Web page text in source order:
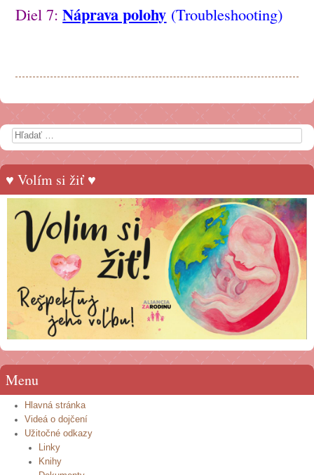
Diel 7: Náprava polohy (Troubleshooting)
Search
♥ Volím si žiť ♥
Menu
Hlavná stránka
Videá o dojčení
Užitočné odkazy
Linky
Knihy